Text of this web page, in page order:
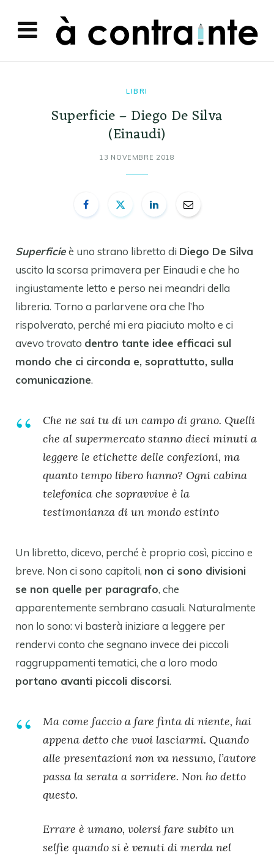
LIBRI
Superficie – Diego De Silva
(Einaudi)
13 NOVEMBRE 2018
Superficie è uno strano libretto di Diego De Silva
uscito la scorsa primavera per Einaudi e che ho
ingiustamente letto e perso nei meandri della
libreria. Torno a parlarvene ora che l’ho
rispolverato, perché mi era piaciuto molto e ci
avevo trovato dentro tante idee efficaci sul
mondo che ci circonda e, soprattutto, sulla
comunicazione.
Che ne sai tu di un campo di grano. Quelli
che al supermercato stanno dieci minuti a
leggere le etichette delle confezioni, ma
quanto tempo libero hanno? Ogni cabina
telefonica che sopravvive è la
testimonianza di un mondo estinto
Un libretto, dicevo, perché è proprio così, piccino e
breve. Non ci sono capitoli, non ci sono divisioni
se non quelle per paragrafo, che
apparentemente sembrano casuali. Naturalmente
non lo sono: vi basterà iniziare a leggere per
rendervi conto che segnano invece dei piccoli
raggruppamenti tematici, che a loro modo
portano avanti piccoli discorsi.
Ma come faccio a fare finta di niente, hai
appena detto che vuoi lasciarmi. Quando
alle presentazioni non va nessuno, l’autore
passa la serata a sorridere. Non ho detto
questo.
Errare è umano, volersi fare subito un
selfie quando si è venuti di merda nel